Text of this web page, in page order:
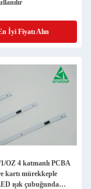
İyi Fiyatı Alın
OZ 4 katmanlı PCBA
kartı mürekkeple
ışık çubuğunda